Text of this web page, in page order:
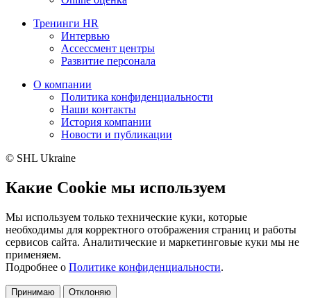
Тренинги HR
Интервью
Ассессмент центры
Развитие персонала
О компании
Политика конфиденциальности
Наши контакты
История компании
Новости и публикации
© SHL Ukraine
Какие Cookie мы используем
Мы используем только технические куки, которые
необходимы для корректного отображения страниц и работы
сервисов сайта. Аналитические и маркетинговые куки мы не
применяем.
Подробнее о Политике конфиденциальности.
Принимаю Отклоняю